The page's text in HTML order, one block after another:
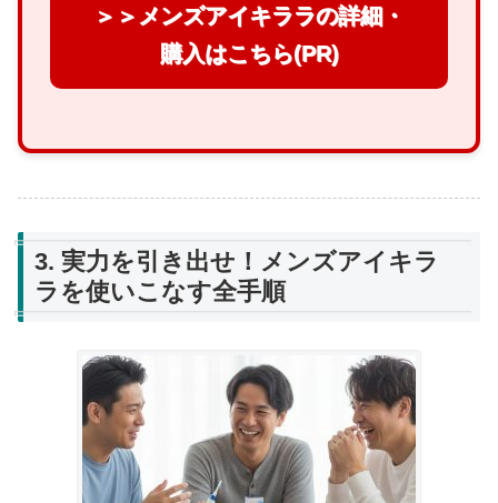
＞＞メンズアイキララの詳細・
購入はこちら(PR)
3. 実力を引き出せ！メンズアイキラ
ラを使いこなす全手順